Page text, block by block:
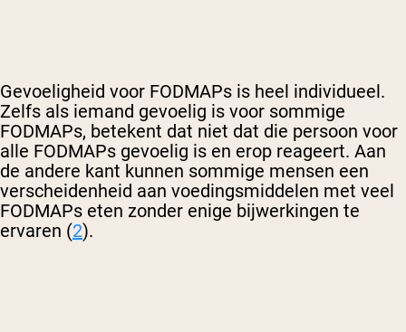
Gevoeligheid voor FODMAPs is heel individueel.
Zelfs als iemand gevoelig is voor sommige
FODMAPs, betekent dat niet dat die persoon voor
alle FODMAPs gevoelig is en erop reageert. Aan
de andere kant kunnen sommige mensen een
verscheidenheid aan voedingsmiddelen met veel
FODMAPs eten zonder enige bijwerkingen te
ervaren (2).